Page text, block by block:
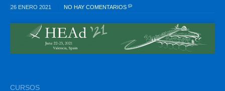
26 ENERO 2021 NO HAY COMENTARIOS
CURSOS